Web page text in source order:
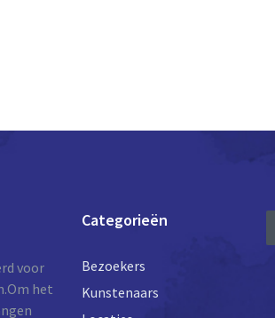
voor
het
Categorieën
Bezoekers
Kunstenaars